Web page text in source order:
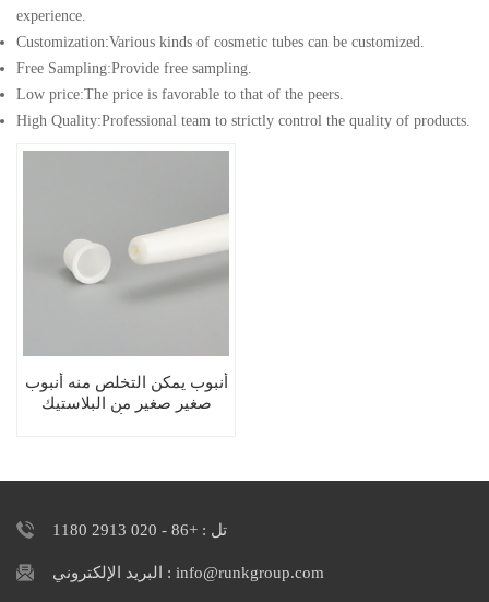
experience.
Customization:Various kinds of cosmetic tubes can be customized.
Free Sampling:Provide free sampling.
Low price:The price is favorable to that of the peers.
High Quality:Professional team to strictly control the quality of products.
أنبوب يمكن التخلص منه أنبوب
صغير صغير من البلاستيك
تل : +86 - 020 2913 1180
البريد الإلكتروني : info@runkgroup.com